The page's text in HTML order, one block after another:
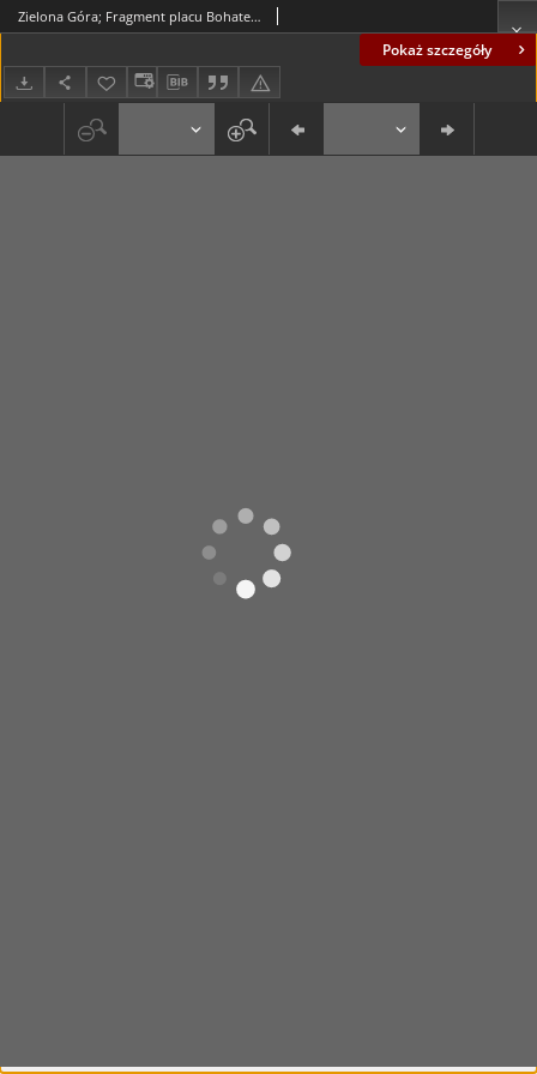
Pokaż szczegóły
Zielona Góra; Fragment placu Bohaterów Stalingradu i ulicy Stefana Żeromskiego